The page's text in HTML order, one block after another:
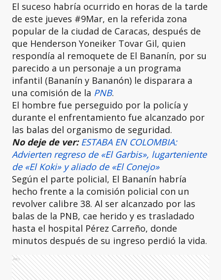
El suceso habría ocurrido en horas de la tarde
de este jueves #9Mar, en la referida zona
popular de la ciudad de Caracas, después de
que Henderson Yoneiker Tovar Gil, quien
respondía al remoquete de El Bananín, por su
parecido a un personaje a un programa
infantil (Bananín y Bananón) le disparara a
una comisión de la PNB.
El hombre fue perseguido por la policía y
durante el enfrentamiento fue alcanzado por
las balas del organismo de seguridad.
No deje de ver: ESTABA EN COLOMBIA:
Advierten regreso de «El Garbis», lugarteniente
de «El Koki» y aliado de «El Conejo»
Según el parte policial, El Bananín habría
hecho frente a la comisión policial con un
revolver calibre 38. Al ser alcanzado por las
balas de la PNB, cae herido y es trasladado
hasta el hospital Pérez Carreño, donde
minutos después de su ingreso perdió la vida.
Ads